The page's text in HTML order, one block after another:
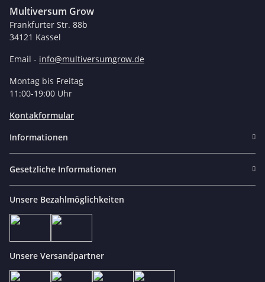
Multiversum Grow
Frankfurter Str. 88b
34121 Kassel
Email - info@multiversumgrow.de
Montag bis Freitag
11:00-19:00 Uhr
Kontakformular
Informationen
Gesetzliche Informationen
Unsere Bezahlmöglichkeiten
Unsere Versandpartner